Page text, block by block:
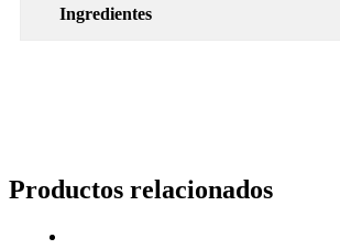
Ingredientes
Productos relacionados